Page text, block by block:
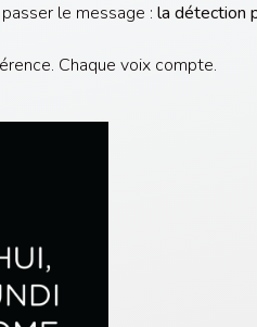
le message : la détection
Chaque voix compte.